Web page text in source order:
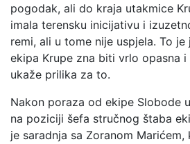
pogodak, ali do kraja utakmice
imala terensku inicijativu i
remi, ali u tome nije uspjela. To
ekipa Krupe zna biti vrlo opasna
ukaže prilika za to.
Nakon poraza od ekipe Slobode
na poziciji šefa stručnog štaba
je saradnja sa Zoranom